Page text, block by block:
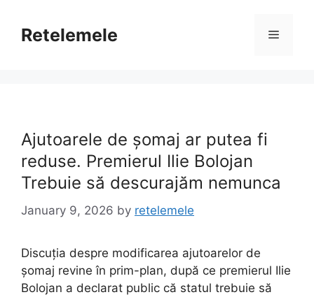
contentRetelemele Menu
Ajutoarele de șomaj ar putea fi
reduse. Premierul Ilie Bolojan
Trebuie să descurajăm nemunca
January 9, 2026 by retelemele
Discuția despre modificarea ajutoarelor de
șomaj revine în prim-plan, după ce premierul Ilie
Bolojan a declarat public că statul trebuie să